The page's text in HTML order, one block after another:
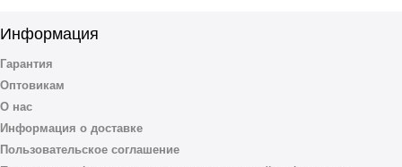
Информация
Гарантия
Оптовикам
О нас
Информация о доставке
Пользовательское соглашение